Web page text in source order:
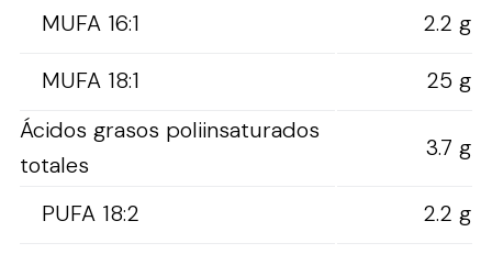
MUFA 16:1
2.2 g
MUFA 18:1
25 g
Ácidos grasos poliinsaturados
totales
3.7 g
PUFA 18:2
2.2 g